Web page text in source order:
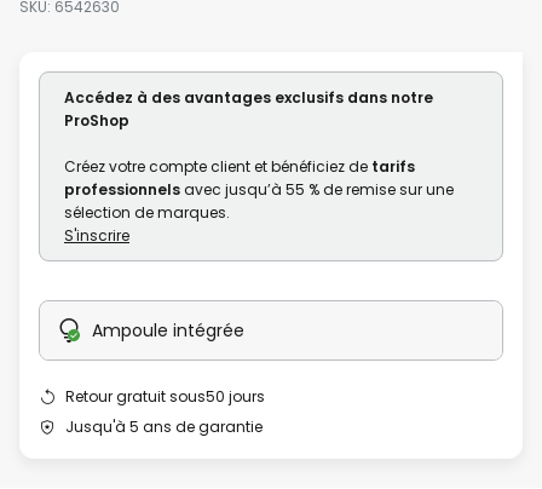
images
SKU 6542630
Accédez à des avantages exclusifs dans notre
ProShop
Créez votre compte client et bénéficiez de tarifs
professionnelsavec jusqu’à 55 % de remise sur une
sélection de marques.
S'inscrire
Ampoule intégrée
Retour gratuit sous50 jours
Jusqu'à 5 ans de garantie